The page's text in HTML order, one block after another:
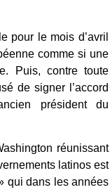
pour le mois d’avril
comme si une
Puis, contre toute
de signer l’accord
président du
réunissant
latinos est
qui dans les années